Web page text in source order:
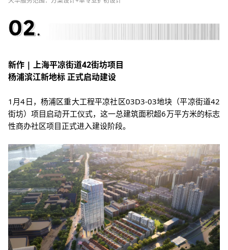
新作 | 上海平凉街道42街坊项目
杨浦滨江新地标 正式启动建设
1月4日，杨浦区重大工程平凉社区03D3-03地块（平凉街道42
街坊）项目启动开工仪式，这一总建筑面积超6万平方米的标志
性商办社区项目正式进入建设阶段。